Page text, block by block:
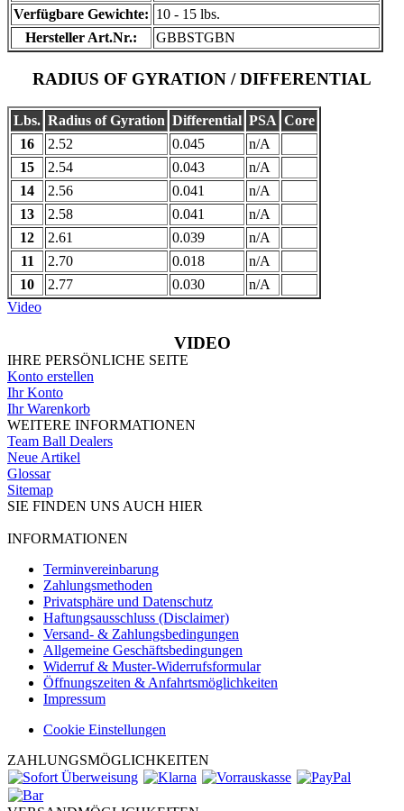
Verfügbare Gewichte: 10 - 15 lbs.
Hersteller Art.Nr.:
GBBSTGBN
RADIUS OF GYRATION / DIFFERENTIAL
Lbs. Radius of Gyration Differential PSA Core
16
2.52 0.045
n/A
15
2.54 0.043
n/A
14
2.56 0.041
n/A
13
2.58 0.041
n/A
12
2.61 0.039
n/A
11
2.70 0.018
n/A
10
2.77 0.030
n/A
Video
VIDEO
IHRE PERSÖNLICHE SEITE
Konto erstellen
Ihr Konto
Ihr Warenkorb
WEITERE INFORMATIONEN
Team Ball Dealers
Neue Artikel
Glossar
Sitemap
SIE FINDEN UNS AUCH HIER
INFORMATIONEN
Terminvereinbarung
Zahlungsmethoden
Privatsphäre und Datenschutz
Haftungsausschluss (Disclaimer)
Versand- & Zahlungsbedingungen
Allgemeine Geschäftsbedingungen
Widerruf & Muster-Widerrufsformular
Öffnungszeiten & Anfahrtsmöglichkeiten
Impressum
Cookie Einstellungen
ZAHLUNGSMÖGLICHKEITEN